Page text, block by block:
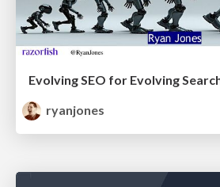
Evolving SEO for Evolving
ryanjones